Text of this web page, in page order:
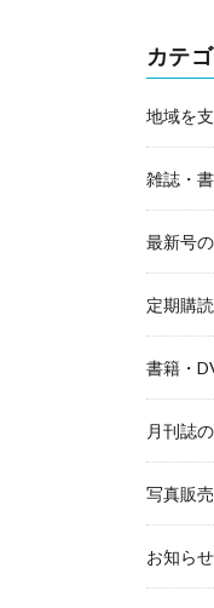
カテ
地域を
雑誌・
最新号
定期購
書籍・
月刊誌
写真販
お知らせ